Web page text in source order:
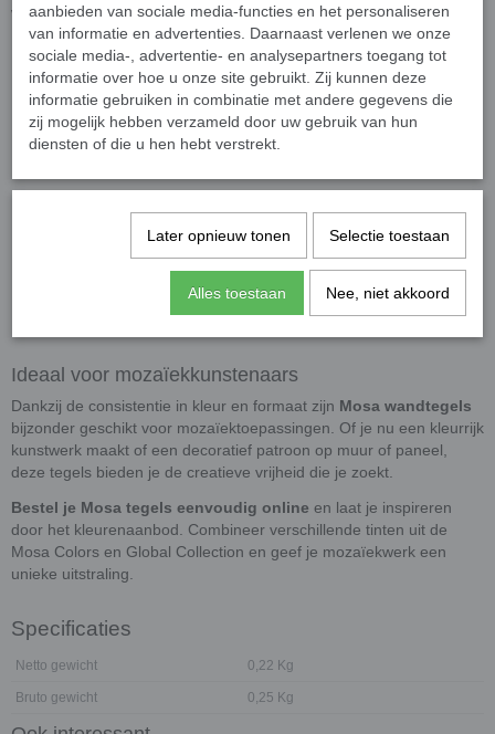
Waarom kiezen voor Mosa tegels?
Breed kleurenpalet: Van zachte pasteltinten tot levendige
kleuren – ideaal voor het creëren van gedetailleerde
mozaïeken.
Formaat : De tegels uit de Mosa 15 x 15 serie hebben een
handig om op maat te snijden voor fijne mozaïekdetails.
Keramische kwaliteit: Slijtvaste, gladde wandtegels met een
strakke afwerking.
: Niet vorstbestendig, dus geschikt voor gebruik
Ideaal voor mozaïekkunstenaars
Dankzij de consistentie in kleur en formaat zijn Mosa wandtegels
bijzonder geschikt voor mozaïektoepassingen. Of je nu een kleurrijk
kunstwerk maakt of een decoratief patroon op muur of paneel,
deze tegels bieden je de creatieve vrijheid die je zoekt.
Bestel je Mosa tegels eenvoudig online en laat je inspireren
door het kleurenaanbod. Combineer verschillende tinten uit de
Mosa Colors en Global Collection en geef je mozaïekwerk een
unieke uitstraling.
Specificaties
Netto gewicht 0,22 Kg
Bruto gewicht 0,25 Kg
aanbieden van sociale media-functies en het personaliseren
van informatie en advertenties. Daarnaast verlenen we onze
sociale media-, advertentie- en analysepartners toegang tot
informatie over hoe u onze site gebruikt. Zij kunnen deze
informatie gebruiken in combinatie met andere gegevens die
zij mogelijk hebben verzameld door uw gebruik van hun
diensten of die u hen hebt verstrekt.
Later opnieuw tonen Selectie toestaan
Alles toestaan Nee, niet akkoord